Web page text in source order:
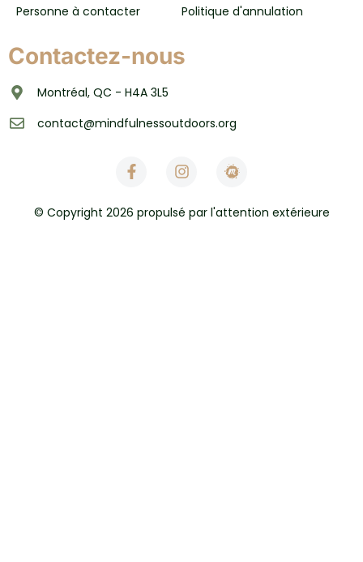
Personne à contacter
Politique d'annulation
Contactez-nous
Montréal, QC - H4A 3L5
contact@mindfulnessoutdoors.org
© Copyright 2026 propulsé par l'attention extérieure